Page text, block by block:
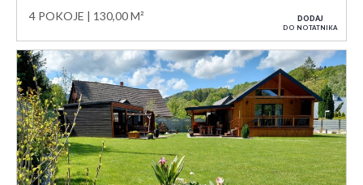
4 POKOJE 130,00 M² DODAJ
DO NOTATNIKA